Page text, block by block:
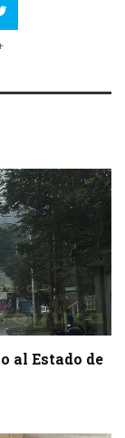
al Estado de